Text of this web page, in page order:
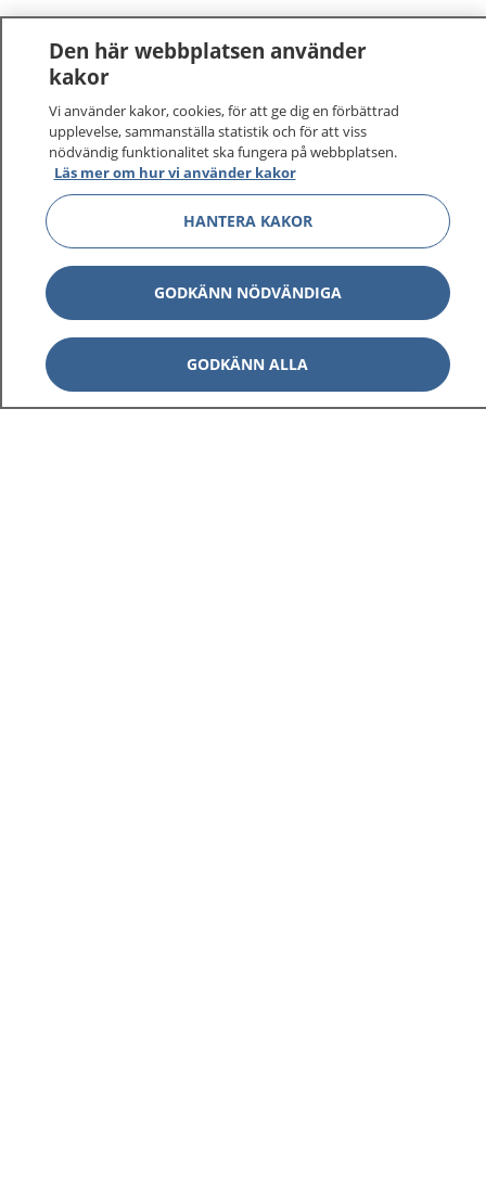
Den här webbplatsen använder
kakor
Vi använder kakor, cookies, för att ge dig en förbättrad
upplevelse, sammanställa statistik och för att viss
nödvändig funktionalitet ska fungera på webbplatsen.
Läs mer om hur vi använder kakor
HANTERA KAKOR
GODKÄNN NÖDVÄNDIGA
GODKÄNN ALLA